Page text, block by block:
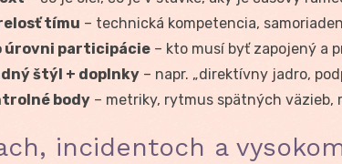
tímu – technická kompetencia,
úrovni participácie – kto musí byť zapojený a
štýl + doplnky – napr. „direktívny jadro,
body – metriky, rytmus spätných väzieb,
incidentoch a